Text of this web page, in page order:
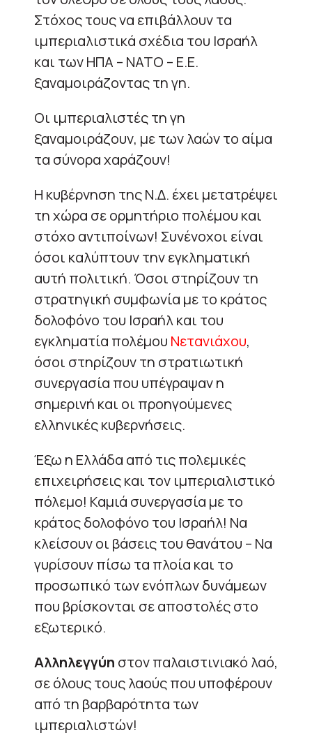
Στόχος τους να επιβάλλουν τα
ιμπεριαλιστικά σχέδια του Ισραήλ
και των ΗΠΑ – ΝΑΤΟ – Ε.Ε.
ξαναμοιράζοντας τη γη.
Οι ιμπεριαλιστές τη γη
ξαναμοιράζουν, με των λαών το αίμα
τα σύνορα χαράζουν!
Η κυβέρνηση της Ν.Δ. έχει μετατρέψει
τη χώρα σε ορμητήριο πολέμου και
στόχο αντιποίνων! Συνένοχοι είναι
όσοι καλύπτουν την εγκληματική
αυτή πολιτική. Όσοι στηρίζουν τη
στρατηγική συμφωνία με το κράτος
δολοφόνο του Ισραήλ και του
εγκληματία πολέμου Νετανιάχου,
όσοι στηρίζουν τη στρατιωτική
συνεργασία που υπέγραψαν η
σημερινή και οι προηγούμενες
ελληνικές κυβερνήσεις.
Έξω η Ελλάδα από τις πολεμικές
επιχειρήσεις και τον ιμπεριαλιστικό
πόλεμο! Καμιά συνεργασία με το
κράτος δολοφόνο του Ισραήλ! Να
κλείσουν οι βάσεις του θανάτου – Να
γυρίσουν πίσω τα πλοία και το
προσωπικό των ενόπλων δυνάμεων
που βρίσκονται σε αποστολές στο
εξωτερικό.
Αλληλεγγύη στον παλαιστινιακό λαό,
σε όλους τους λαούς που υποφέρουν
από τη βαρβαρότητα των
ιμπεριαλιστών!